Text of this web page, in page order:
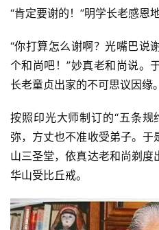
资
讯
点
僧
音
僧
访
“肯定要谢的！”明学长老感恩地
“你打算怎么谢啊？光嘴巴说
个和尚吧！”妙真老和尚说。
长老童贞出家的不可思议因缘
按照印光大师制订的“五条
弥，方丈也不准收受弟子。
山三圣堂，依真达老和尚剃
华山受比丘戒。